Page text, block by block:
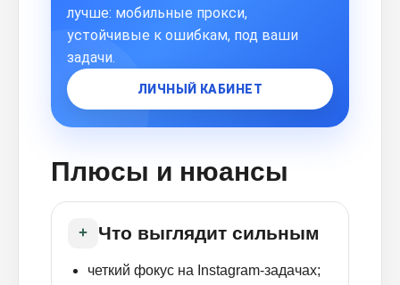
лучше: мобильные прокси,
устойчивые к ошибкам, под ваши
задачи.
ЛИЧНЫЙ КАБИНЕТ
Плюсы и нюансы
+ Что выглядит сильным
четкий фокус на Instagram-задачах;